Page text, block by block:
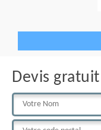
Devis gratuit